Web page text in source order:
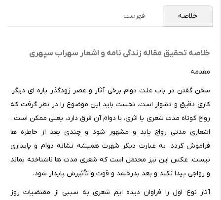
خلاصه فهرست
خلاصه تحقیق مقاله زندگی نامه و اشعار سهراب سپهری
مقدمه
سخن گفتن در باب علت دوام برخی آثار و عصر زودگذر پاره ای دیگر،
کاری دقیق و دشوار است. نخست باید این موضوع را در نظر گرفت که
رواج کوتاه مدت شعری یا اثری، با دوام آن فرق دارد، یعنی ممکن است ،
اشعاری مدتی رواج یابد و مشهور شود و چندی بعد از خاطره ها
فراموش گردد. به عبارت دیگر شهرت همیشه نشانه دوام و پایداری
نیست. عکس این نیز محتمل است که شعری مدت ها ناشناخته بماند
و رواجی پیدا نکند و بعد بدرخشد و قوت و تأثیرش پایدار شود.
آثار نوع اول را فراوان دیده ایم شعری به سببی از مقتضیات روز